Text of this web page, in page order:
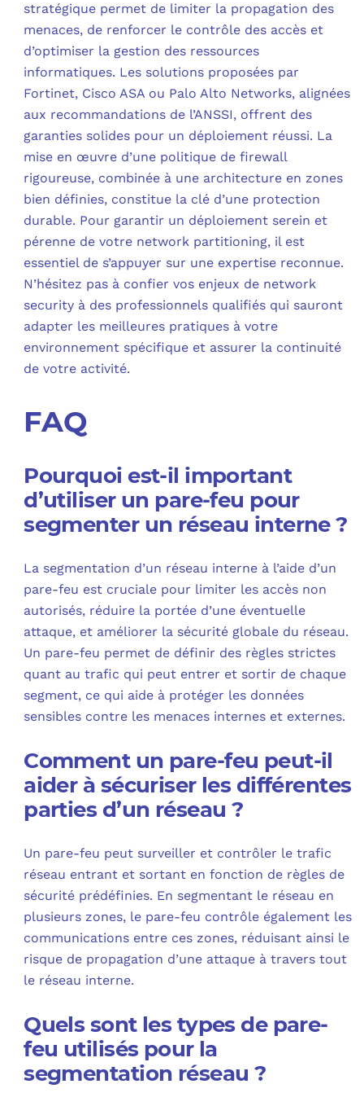
stratégique permet de limiter la propagation des
menaces, de renforcer le contrôle des accès et
d’optimiser la gestion des ressources
informatiques. Les solutions proposées par
Fortinet, Cisco ASA ou Palo Alto Networks, alignées
aux recommandations de l’ANSSI, offrent des
garanties solides pour un déploiement réussi. La
mise en œuvre d’une politique de firewall
rigoureuse, combinée à une architecture en zones
bien définies, constitue la clé d’une protection
durable. Pour garantir un déploiement serein et
pérenne de votre network partitioning, il est
essentiel de s’appuyer sur une expertise reconnue.
N’hésitez pas à confier vos enjeux de network
security à des professionnels qualifiés qui sauront
adapter les meilleures pratiques à votre
environnement spécifique et assurer la continuité
de votre activité.
FAQ
Pourquoi est-il important
d’utiliser un pare-feu pour
segmenter un réseau interne ?
La segmentation d’un réseau interne à l’aide d’un
pare-feu est cruciale pour limiter les accès non
autorisés, réduire la portée d’une éventuelle
attaque, et améliorer la sécurité globale du réseau.
Un pare-feu permet de définir des règles strictes
quant au trafic qui peut entrer et sortir de chaque
segment, ce qui aide à protéger les données
sensibles contre les menaces internes et externes.
Comment un pare-feu peut-il
aider à sécuriser les différentes
parties d’un réseau ?
Un pare-feu peut surveiller et contrôler le trafic
réseau entrant et sortant en fonction de règles de
sécurité prédéfinies. En segmentant le réseau en
plusieurs zones, le pare-feu contrôle également les
communications entre ces zones, réduisant ainsi le
risque de propagation d’une attaque à travers tout
le réseau interne.
Quels sont les types de pare-
feu utilisés pour la
segmentation réseau ?